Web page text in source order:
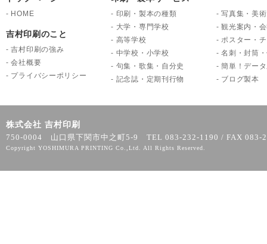
- HOME
吉村印刷のこと
-吉村印刷の強み
-会社概要
- プライバシーポリシー
- 印刷・製本の種類
- 大学・専門学校
- 高等学校
- 中学校・小学校
- 句集・歌集・自分史
- 記念誌・定期刊行物
-写真集・美
-観光案内・
-ポスター・
-名刺・封筒
-簡単！デー
- ブログ製本
株式会社 吉村印刷
750-0004 山口県下関市中之町5-9 TEL 083-232-1190 / FAX 083-
Copyright YOSHIMURA PRINTING Co.,Ltd. All Rights Reserved.